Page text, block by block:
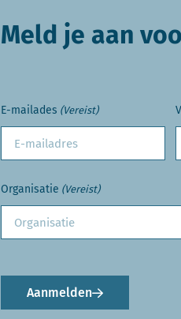
Meld je aan
E-mailades (Vereist)
Organisatie (Vereist)
Aanmelden